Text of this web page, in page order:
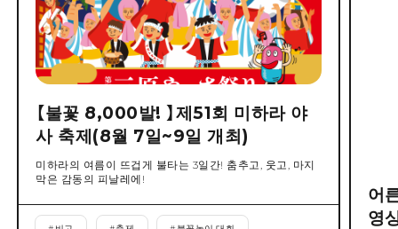
【불꽃 8,000발! 】제51회 미하라 야
사 축제(8월 7일~9일 개최)
미하라의 여름이 뜨겁게 불타는 3일간! 춤추고, 웃고, 마지
막은 감동의 피날레에!
어
영